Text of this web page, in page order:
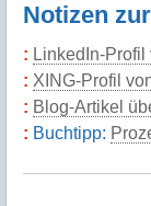
Notizen
LinkedIn-
XING-Profil
Blog-Artikel
Buchtipp: